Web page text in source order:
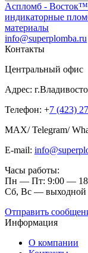
Аспломб -
индикаторные
материалы
info@superplomba.ru
Контакты
Центральный офис
Адрес:
Телефон: +7 (423)
MAX/ Telegram/
E-mail:
Часы работы:
Пн — Пт: 9:00 —
Сб, Вc — выходной
Отправить
Информация
О компании